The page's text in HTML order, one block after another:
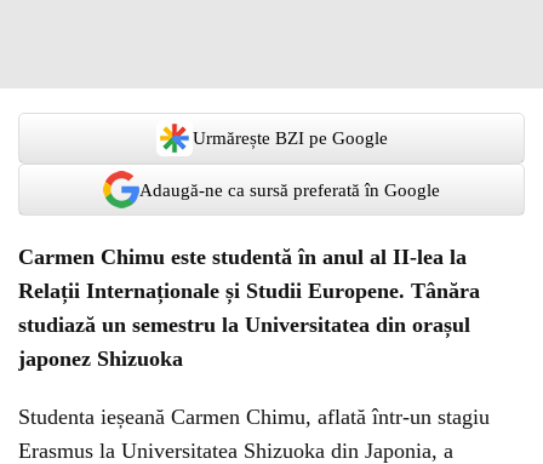
Urmărește BZI pe Google
Adaugă-ne ca sursă preferată în Google
Carmen Chimu este studentă în anul al II-lea la
Relații Internaționale și Studii Europene. Tânăra
studiază un semestru la Universitatea din orașul
japonez Shizuoka
Studenta ieșeană Carmen Chimu, aflată într-un stagiu
Erasmus la Universitatea Shizuoka din Japonia, a